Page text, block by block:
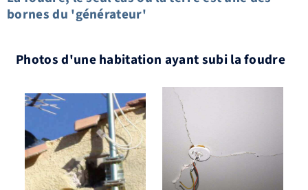
bornes du 'générateur'
Photos d'une habitation ayant subi la foudre